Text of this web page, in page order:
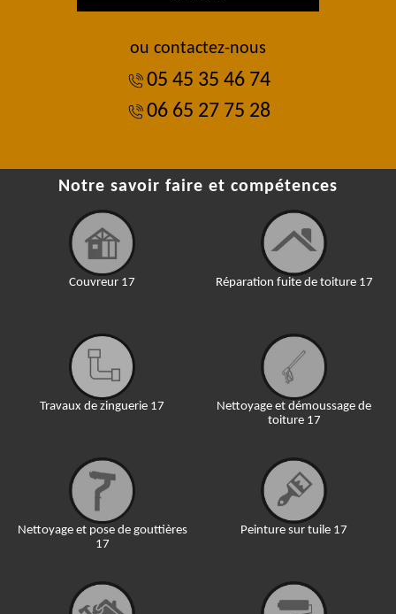
ou contactez-nous
05 45 35 46 74
06 65 27 75 28
Notre savoir faire et compétences
Couvreur 17
Travaux de zinguerie 17
Nettoyage et pose de gouttières
17
Réparation fuite de toiture 17
Nettoyage et démoussage de
toiture 17
Peinture sur tuile 17